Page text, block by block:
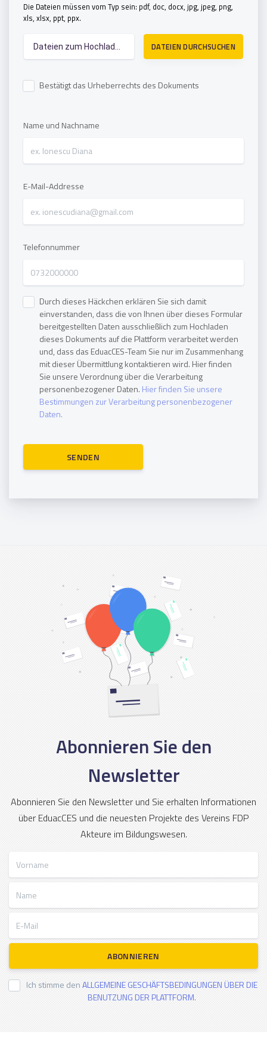
Die Dateien müssen vom Typ sein: pdf, doc, docx, jpg, jpeg, png,
xls, xlsx, ppt, ppx.
DATEIEN DURCHSUCHEN
Bestätigt das Urheberrechts des Dokuments
Name und Nachname
E-Mail-Addresse
Telefonnummer
Durch dieses Häckchen erklären Sie sich damit
einverstanden, dass die von Ihnen über dieses Formular
bereitgestellten Daten ausschließlich zum Hochladen
dieses Dokuments auf die Plattform verarbeitet werden
und, dass das EduacCES-Team Sie nur im Zusammenhang
mit dieser Übermittlung kontaktieren wird. Hier finden
Sie unsere Verordnung über die Verarbeitung
personenbezogener Daten. Hier finden Sie unsere
Bestimmungen zur Verarbeitung personenbezogener
Daten.
SENDEN
Abonnieren Sie den
Newsletter
Abonnieren Sie den Newsletter und Sie erhalten Informationen
über EduacCES und die neuesten Projekte des Vereins FDP
Akteure im Bildungswesen.
ABONNIEREN
Ich stimme denALLGEMEINE GESCHÄFTSBEDINGUNGEN ÜBER DIE
BENUTZUNG DER PLATTFORM.